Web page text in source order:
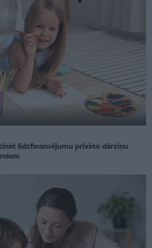
līdzfinansējumu privāto dārziņu